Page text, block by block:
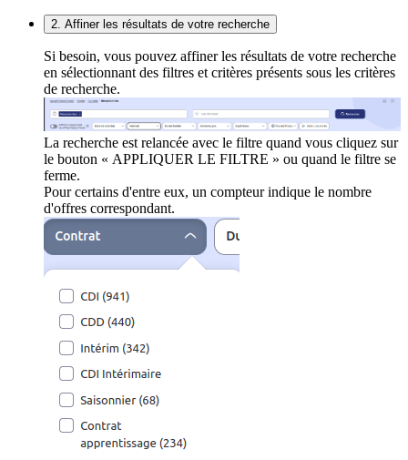
2. Affiner les résultats de votre recherche
Si besoin, vous pouvez affiner les résultats de votre recherche
en sélectionnant des filtres et critères présents sous les critères
de recherche.
La recherche est relancée avec le filtre quand vous cliquez sur
le bouton « APPLIQUER LE FILTRE » ou quand le filtre se
ferme.
Pour certains d'entre eux, un compteur indique le nombre
d'offres correspondant.